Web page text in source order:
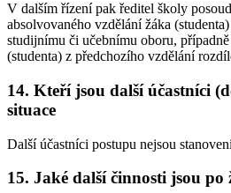
V dalším řízení pak ředitel školy
absolvovaného vzdělání žáka
studijnímu či učebnímu oboru,
(studenta) z předchozího vzdělání
14. Kteří jsou další účastníci
situace
Další účastníci postupu nejsou
15. Jaké další činnosti jsou